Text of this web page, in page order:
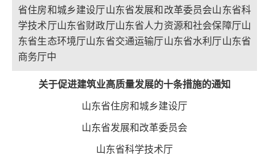
省住房和城乡建设厅山东省发展和改革委员会山东省科
学技术厅山东省财政厅山东省人力资源和社会保障厅山
东省生态环境厅山东省交通运输厅山东省水利厅山东省
商务厅中
关于促进建筑业高质量发展的十条措施的通知
山东省住房和城乡建设厅
山东省发展和改革委员会
山东省科学技术厅